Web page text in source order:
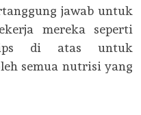
jawab untuk
mereka seperti
tips di atas untuk
semua nutrisi yang